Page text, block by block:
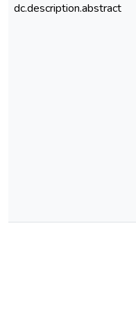
dc.description.abstract